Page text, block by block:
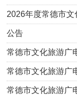
2026年度常德市文
法”普法…
公告
常德市文化旅游广
文化遗产…
常德市文化旅游广
进旅游产…
常德市文化旅游广